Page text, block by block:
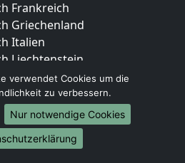
Frankreich
Griechenland
Italien
Liechtenstein
Luxemburg
Niederlande
Norwegen
verwendet Cookies um die
zu verbessern.
Nur notwendige Cookies